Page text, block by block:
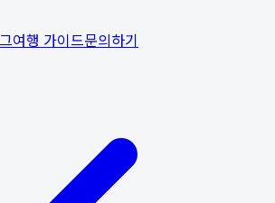
여행 가이드문의하기